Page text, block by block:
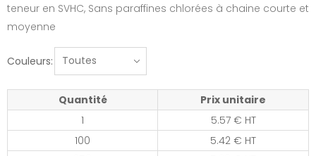
teneur en SVHC, Sans paraffines chlorées à chaine courte et
moyenne
Couleurs:
Quantité
Prix unitaire
1
5.57 € HT
100
5.42 € HT